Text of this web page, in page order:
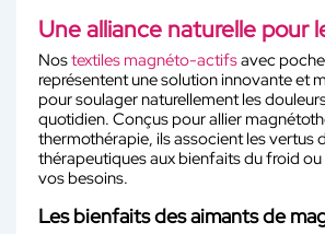
Une alliance naturelle pour
Nostextiles magnéto-actifsavec
représentent une solution innovante et
pour soulager naturellement les
quotidien. Conçus pour allier
thermothérapie, ils associent les vertus
thérapeutiques aux bienfaits du froid
vos besoins.
Les bienfaits des aimants de